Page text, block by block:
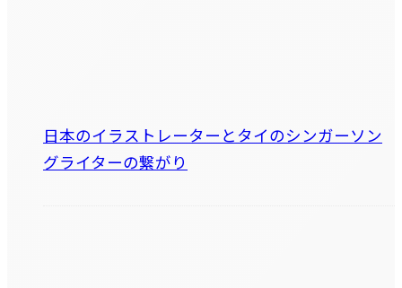
日本のイラストレーターとタイのシンガーソン
グライターの繋がり